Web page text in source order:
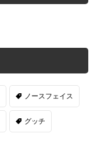
ノースフェイス
グッチ